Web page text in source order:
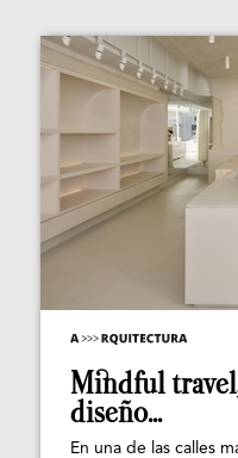
Mindful
diseño...
En una de las calles